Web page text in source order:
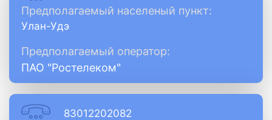
Предполагаемый населеный пункт:
Улан-Удэ
Предполагаемый оператор:
ПАО "Ростелеком"
83012202082